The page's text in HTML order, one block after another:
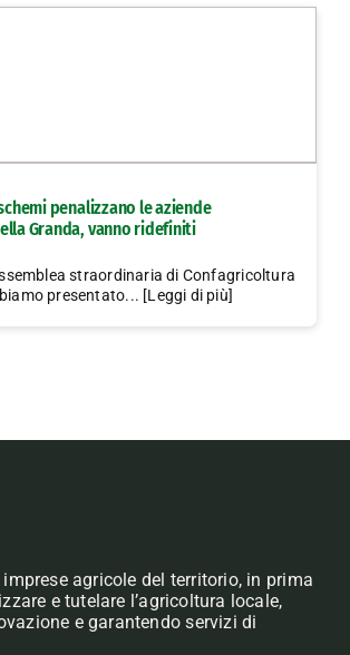
penalizzano le aziende
Granda, vanno ridefiniti
straordinaria di Confagricoltura
presentato... [Leggi di più]
agricole del territorio, in prima
e tutelare l’agricoltura locale,
e garantendo servizi di